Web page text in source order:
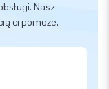
Nasz
ci pomoże.